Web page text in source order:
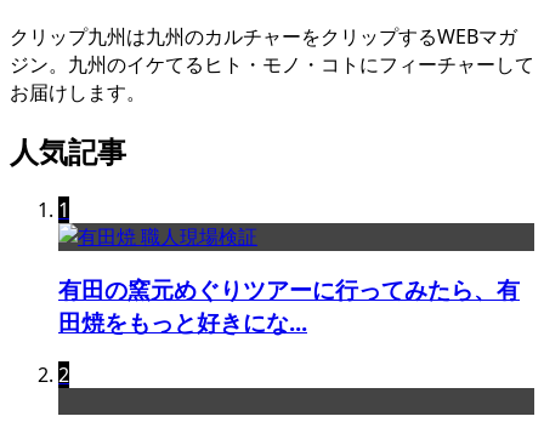
クリップ九州は九州のカルチャーをクリップするWEBマガ
ジン。九州のイケてるヒト・モノ・コトにフィーチャーして
お届けします。
人気記事
1
有田の窯元めぐりツアーに行ってみたら、有
田焼をもっと好きにな...
2